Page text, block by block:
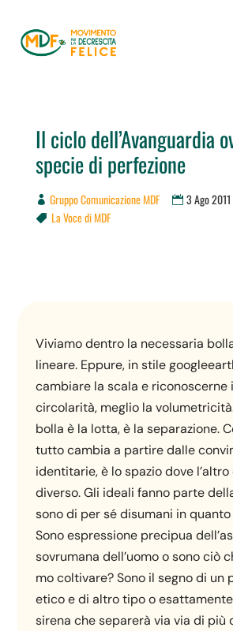
Il ciclo dell’Avanguardia
specie di perfezione
Gruppo Comunicazione MDF 3 Ago 2011
 La Voce di MDF
Viviamo dentro la necessaria
lineare. Eppure, in stile
cambiare la scala e riconoscerne
circolarità, meglio la
bolla è la lotta, è la separazione.
tutto cambia a partire dalle
identitarie, è lo spazio dove l’altro
diverso. Gli ideali fanno parte
sono di per sé disumani in
Sono espressione precipua
sovrumana dell’uomo o sono ciò
mo coltivare? Sono il segno di un
etico e di altro tipo o esattamente
sirena che separerà via via di più